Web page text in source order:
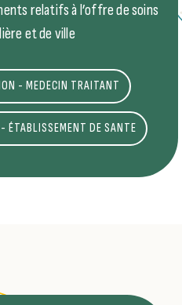
relatifs à l’offre de soins
et de ville
- MEDECIN TRAITANT
ÉTABLISSEMENT DE SANTE